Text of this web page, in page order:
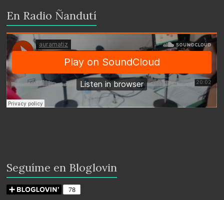
En Radio Ñandutí
Seguíme en Bloglovin